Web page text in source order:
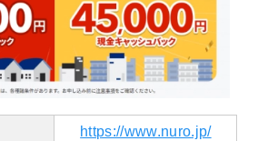
https://www.nuro.jp/